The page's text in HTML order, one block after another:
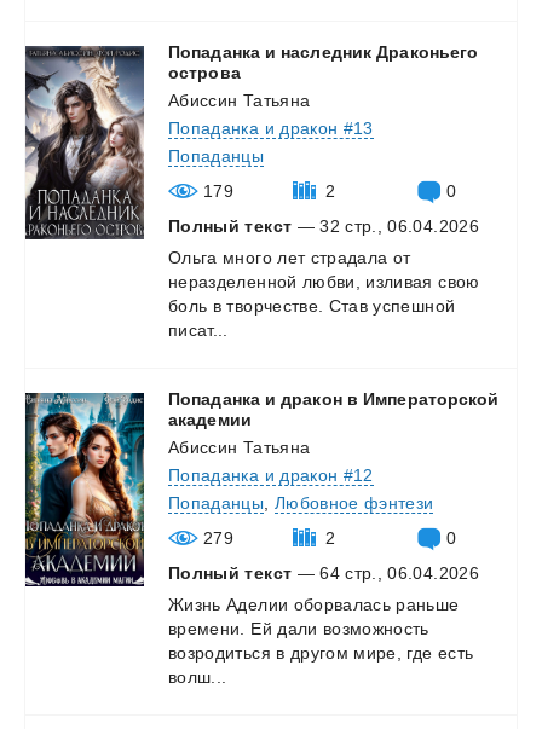
Попаданка и наследник Драконьего
острова
Абиссин Татьяна
Попаданка и дракон #13
Попаданцы
179
2
0
Полный текст — 32 стр., 06.04.2026
Ольга много лет страдала от
неразделенной любви, изливая свою
боль в творчестве. Став успешной
писат...
Попаданка и дракон в Императорской
академии
Абиссин Татьяна
Попаданка и дракон #12
Попаданцы
Любовное фэнтези
279
2
0
Полный текст — 64 стр., 06.04.2026
Жизнь Аделии оборвалась раньше
времени. Ей дали возможность
возродиться в другом мире, где есть
волш...